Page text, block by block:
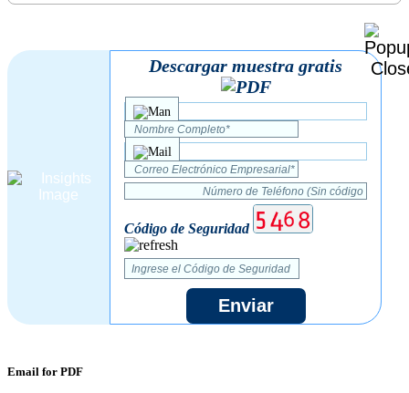
Descargar muestra gratis
Código de Seguridad
Enviar
Email for PDF